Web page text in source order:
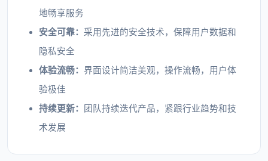
地畅享服务
安全可靠： 采用先进的安全技术，保障用户数据和
隐私安全
体验流畅： 界面设计简洁美观，操作流畅，用户体
验极佳
持续更新：
团队持续迭代产品，紧跟行业趋势和技
术发展